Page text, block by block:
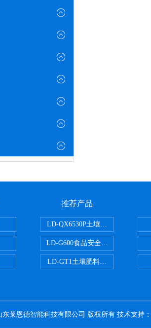
推荐产品
LD-QX6530P土壤氧化还原电位检
LD-G600食品安全检测仪
LD-GT1土壤肥料养分检测仪
东莱恩德智能科技有限公司 版权所有 技术支持：